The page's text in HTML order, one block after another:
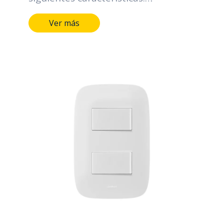
Terminales y medios de conducción
de aleación de cobre. Marcación
para lámparas fluorescentes)
Elevación de temperatura máximo:
(cerrado/abierto) con cada
humedad: 91-95% HR (48h;20-30C)
seguido por 500 VDC, 1 min
Ver más